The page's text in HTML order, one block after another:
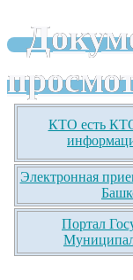
КТО есть
Электронная
Портал